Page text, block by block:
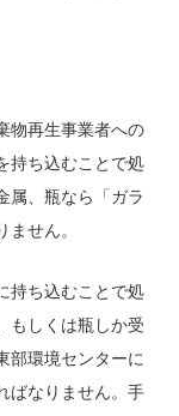
物再生事業者への
持ち込むことで処
属、瓶なら「ガラ
せん。
持ち込むことで処
もしくは瓶しか受
部環境センターに
ばなりません。手